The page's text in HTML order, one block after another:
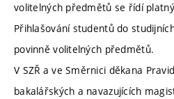
volitelných předmětů se řídí
Přihlašování studentů do
povinně volitelných předmětů.
V SZŘ a ve Směrnici děkana
bakalářských a navazujících